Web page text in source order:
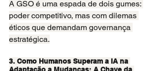
A GSO é uma espada de dois gumes:
poder competitivo, mas com dilemas
éticos que demandam governança
estratégica.
3. Como Humanos Superam a IA na